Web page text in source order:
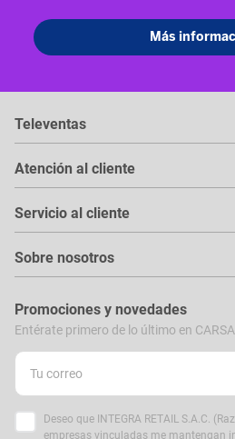
Televentas
Atención al cliente
Servicio al cliente
Sobre nosotros
Promociones y novedades
Entérate primero de lo último en
Deseo que INTEGRA RETAIL S.A.C.
empresas vinculadas me mantengan